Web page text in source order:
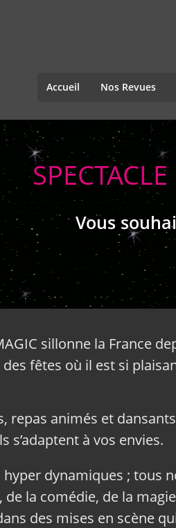
Accueil Nos Revues
Vous
sillonne la France
fêtes où il est si
repas animés et
à vos envies.
dynamiques ; tous
la comédie, de la
des mises en scène